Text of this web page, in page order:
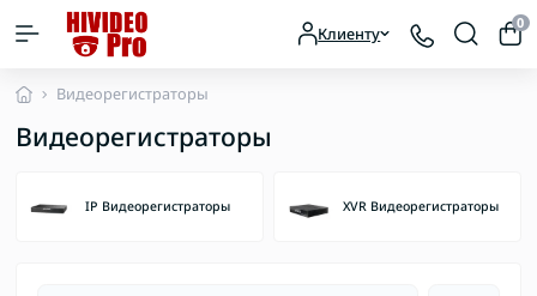
Клиенту 0
Видеорегистраторы
Видеорегистраторы
IP Видеорегистраторы XVR Видеорегистраторы